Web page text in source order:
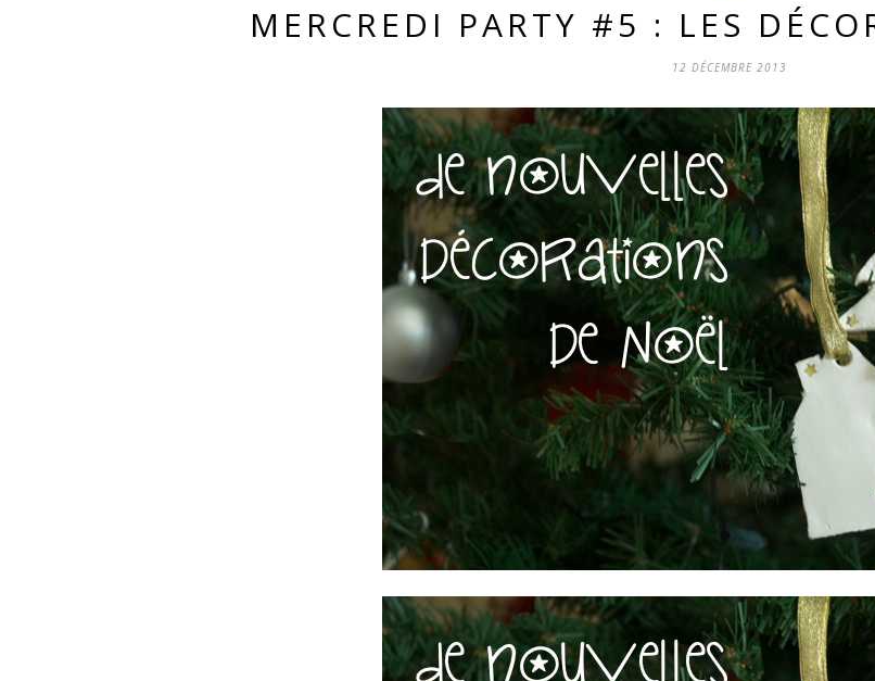
MERCREDI PARTY #5 : LES
12 DÉCEMBRE 2013